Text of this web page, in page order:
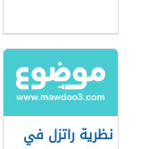
نظرية راتزل في